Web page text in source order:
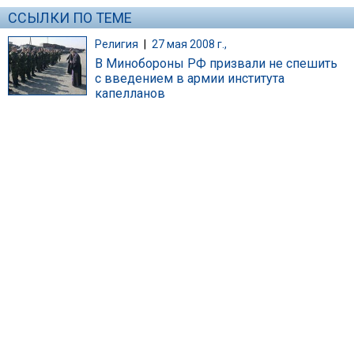
ССЫЛКИ ПО ТЕМЕ
Религия | 27 мая 2008 г.,
В Минобороны РФ призвали не спешить
с введением в армии института
капелланов